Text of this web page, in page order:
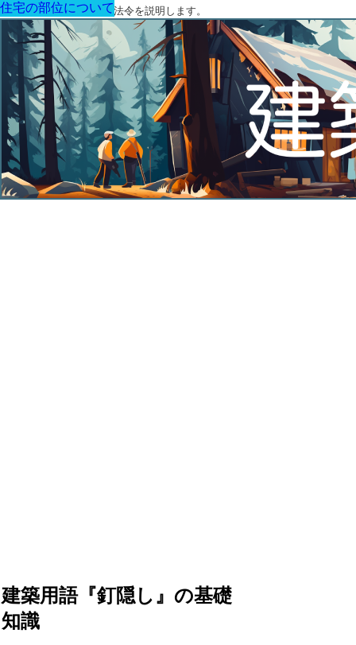
建築に関する用語と関連法令を説明します。
建築用語『釘隠し』の基礎
知識
住宅の部位について
住宅の部位について
住宅の部位について
住宅の部位について
住宅の部位について
住宅の部位について
住宅の部位について